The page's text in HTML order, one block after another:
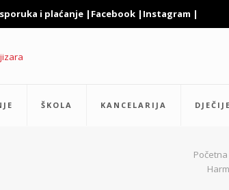
i plaćanje | Facebook | Instagram |
ŠKOLA KANCELARIJA
Početna